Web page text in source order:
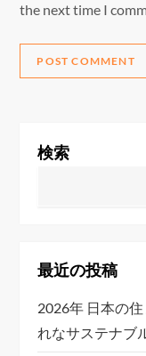
the next time I
検索
最近の投稿
2026年 日本の
れなサステナブ